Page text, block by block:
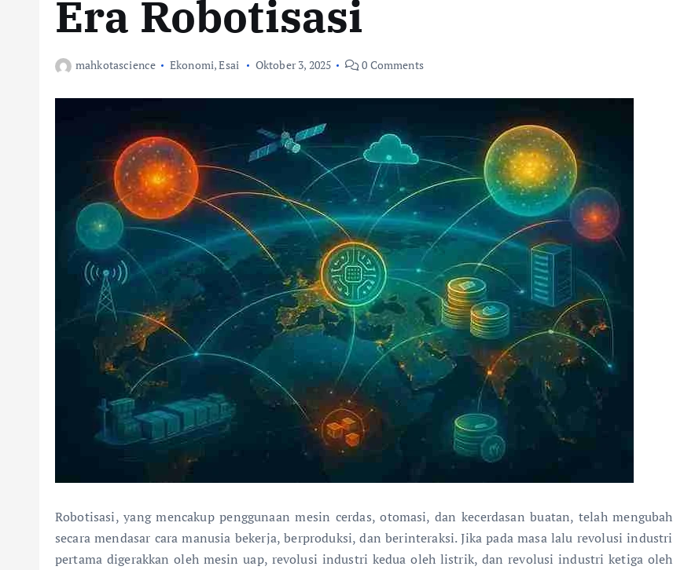
Era Robotisasi
mahkotascience Ekonomi,Esai Oktober 3, 2025 0 Comments
Robotisasi, yang mencakup penggunaan mesin cerdas, otomasi, dan kecerdasan buatan, telah mengubah
secara mendasar cara manusia bekerja, berproduksi, dan berinteraksi. Jika pada masa lalu revolusi industri
pertama digerakkan oleh mesin uap, revolusi industri kedua oleh listrik, dan revolusi industri ketiga oleh